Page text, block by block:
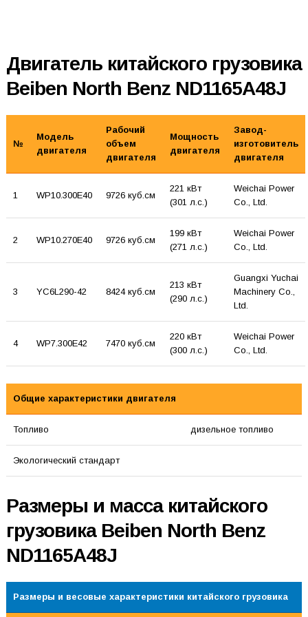
Двигатель китайского грузовика
Beiben North Benz ND1165A48J
№
Модель
двигателя
Рабочий
объем
двигателя
Мощность
двигателя
Завод-
изготовитель
двигателя
1 WP10.300E40 9726 куб.см
221 кВт
(301 л.с.)
Weichai Power
Co., Ltd.
2 WP10.270E40 9726 куб.см
199 кВт
(271 л.с.)
Weichai Power
Co., Ltd.
3 YC6L290-42 8424 куб.см
213 кВт
(290 л.с.)
Guangxi Yuchai
Machinery Co.,
Ltd.
4 WP7.300E42 7470 куб.см
220 кВт
(300 л.с.)
Weichai Power
Co., Ltd.
Общие характеристики двигателя
Топливо дизельное топливо
Экологический стандарт
Размеры и масса китайского
грузовика Beiben North Benz
ND1165A48J
Размеры и весовые характеристики китайского грузовика